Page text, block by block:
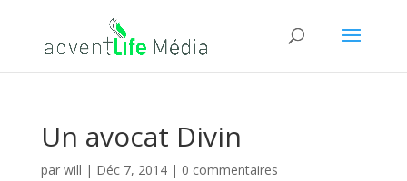
Un avocat Divin
par will | Déc 7, 2014| 0 commentaires